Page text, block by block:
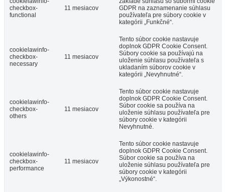
checkbox-
functional
11 mesiacov
GDPR na zaznamenanie súhlasu
používateľa pre súbory cookie v
kategórii „Funkčné“.
cookielawinfo-
checkbox-
necessary
11 mesiacov
Tento súbor cookie nastavuje
doplnok GDPR Cookie Consent.
Súbory cookie sa používajú na
uloženie súhlasu používateľa s
ukladaním súborov cookie v
kategórii „Nevyhnutné“.
cookielawinfo-
checkbox-
others
11 mesiacov
Tento súbor cookie nastavuje
doplnok GDPR Cookie Consent.
Súbor cookie sa používa na
uloženie súhlasu používateľa pre
súbory cookie v kategórii
Nevyhnutné.
cookielawinfo-
checkbox-
performance
11 mesiacov
Tento súbor cookie nastavuje
doplnok GDPR Cookie Consent.
Súbor cookie sa používa na
uloženie súhlasu používateľa pre
súbory cookie v kategórii
„Výkonostné“.